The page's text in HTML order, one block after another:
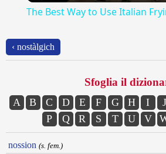
The Best Way to Use Italian
‹ nostàlgich
Sfoglia il
A B C D E F G H I J
P
Q R S T U V
nossion (s. fem.)